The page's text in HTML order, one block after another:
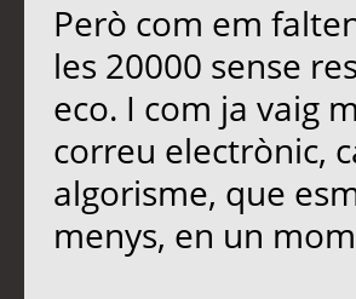
Però com em
les 20000 sense
eco. I com ja vaig
correu electrònic,
algorisme, que
menys, en un